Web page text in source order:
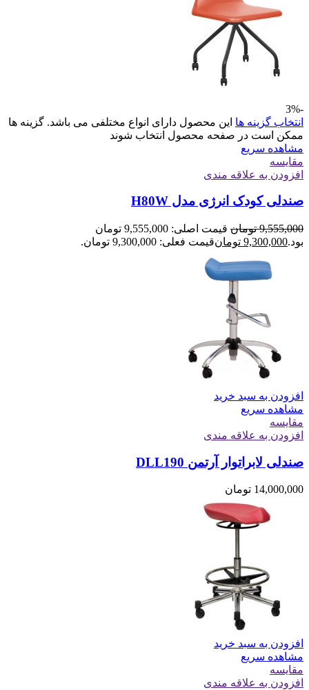
-3%
انتخاب گزینه ها این محصول دارای انواع مختلفی می باشد. گزینه ها
ممکن است در صفحه محصول انتخاب شوند
مشاهده سریع
مقایسه
افزودن به علاقه مندی
صندلی کودک انرژی مدل H80W
9,555,000 تومان
قیمت اصلی: 9,555,000 تومان
بود.9,300,000 تومانقیمت فعلی: 9,300,000 تومان.
افزودن به سبد خرید
مشاهده سریع
مقایسه
افزودن به علاقه مندی
صندلی لابراتوار آرتمن DLL190
14,000,000 تومان
افزودن به سبد خرید
مشاهده سریع
مقایسه
افزودن به علاقه مندی